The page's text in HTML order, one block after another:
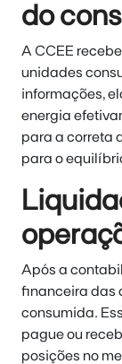
do
A CCEE
unidades
informações,
energia
para a correta
para o
Após a
financeira das
consumida.
pague ou
posições no